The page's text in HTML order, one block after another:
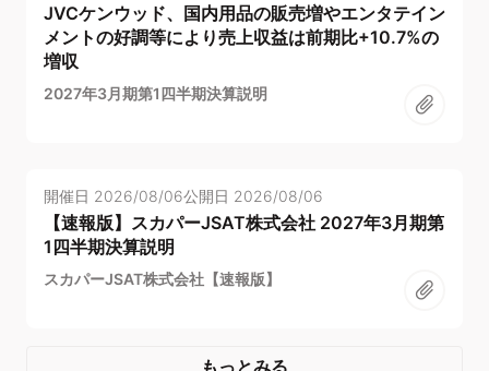
JVCケンウッド、国内用品の販売増やエンタテイン
メントの好調等により売上収益は前期比+10.7%の
増収
2027年3月期第1四半期決算説明
開催日 2026/08/06公開日 2026/08/06
【速報版】スカパーJSAT株式会社 2027年3月期第
1四半期決算説明
スカパーJSAT株式会社【速報版】
もっとみる